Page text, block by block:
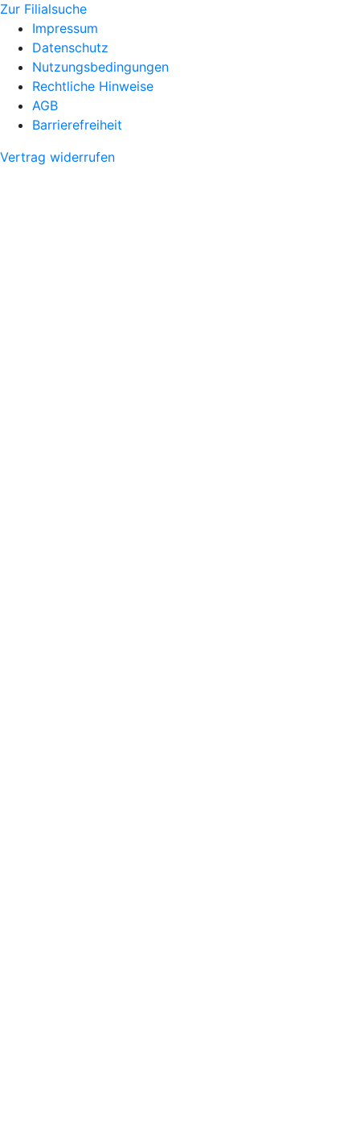
Zur Filialsuche
Impressum
Datenschutz
Nutzungsbedingungen
Rechtliche Hinweise
AGB
Barrierefreiheit
Vertrag widerrufen